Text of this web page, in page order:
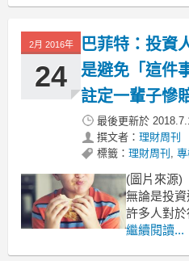
特別是夜
2月 2016年
24
巴菲特：投資
是避免「這件
註定一輩子慘
最後更新於
撰文者： 理財周刊
標籤： 理財周刊 , 專
(圖片來源)
無論是投
許多人對
往往，會追
繼續閱讀...